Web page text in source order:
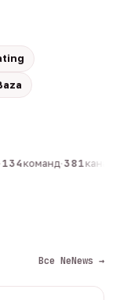
команд·381
Все NeNews →